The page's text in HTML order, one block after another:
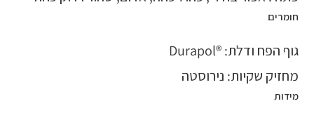
חומרים
גוף הפח ודלת: ®Durapol
מחזיק שקיות: נירוסטה
מידות